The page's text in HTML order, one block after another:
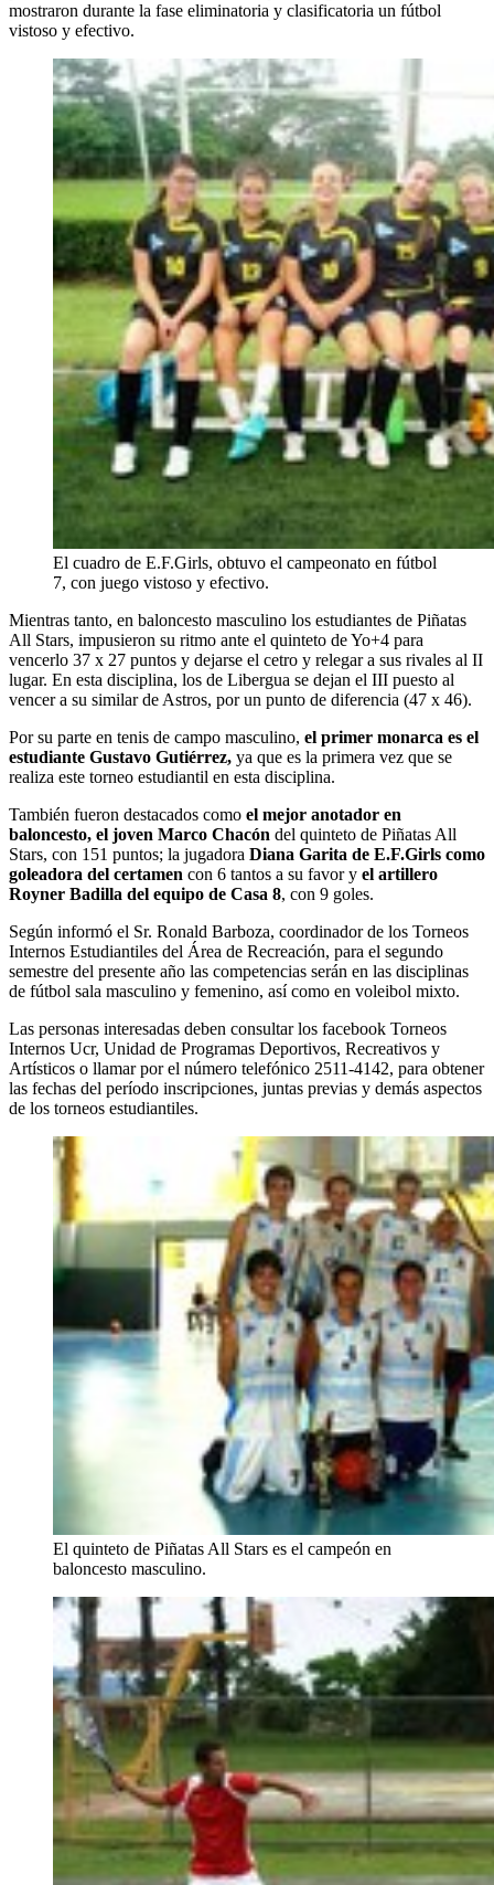
mostraron durante la fase eliminatoria y clasificatoria un fútbol
vistoso y efectivo.
El cuadro de E.F.Girls, obtuvo el campeonato en fútbol
7, con juego vistoso y efectivo.
Mientras tanto, en baloncesto masculino los estudiantes de Piñatas
All Stars, impusieron su ritmo ante el quinteto de Yo+4 para
vencerlo 37 x 27 puntos y dejarse el cetro y relegar a sus rivales al II
lugar. En esta disciplina, los de Libergua se dejan el III puesto al
vencer a su similar de Astros, por un punto de diferencia (47 x 46).
Por su parte en tenis de campo masculino, el primer monarca es el
estudiante Gustavo Gutiérrez, ya que es la primera vez que se
realiza este torneo estudiantil en esta disciplina.
También fueron destacados como el mejor anotador en
baloncesto, el joven Marco Chacón del quinteto de Piñatas All
Stars, con 151 puntos; la jugadora Diana Garita de E.F.Girls como
goleadora del certamen con 6 tantos a su favor y el artillero
Royner Badilla del equipo de Casa 8, con 9 goles.
Según informó el Sr. Ronald Barboza, coordinador de los Torneos
Internos Estudiantiles del Área de Recreación, para el segundo
semestre del presente año las competencias serán en las disciplinas
de fútbol sala masculino y femenino, así como en voleibol mixto.
Las personas interesadas deben consultar los facebook Torneos
Internos Ucr, Unidad de Programas Deportivos, Recreativos y
Artísticos o llamar por el número telefónico 2511-4142, para obtener
las fechas del período inscripciones, juntas previas y demás aspectos
de los torneos estudiantiles.
El quinteto de Piñatas All Stars es el campeón en
baloncesto masculino.